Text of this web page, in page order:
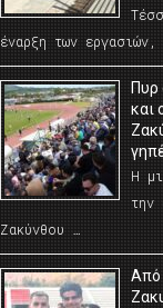
έναρξη των
Πυρ
και
Η
την
Ζακύνθου …
Από